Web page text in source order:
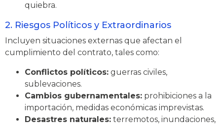
quiebra.
2. Riesgos Políticos y Extraordinarios
Incluyen situaciones externas que afectan el
cumplimiento del contrato, tales como:
Conflictos políticos: guerras civiles,
sublevaciones.
Cambios gubernamentales: prohibiciones a la
importación, medidas económicas imprevistas.
Desastres naturales: terremotos, inundaciones,